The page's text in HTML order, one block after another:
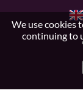
We use cookies
continuing to